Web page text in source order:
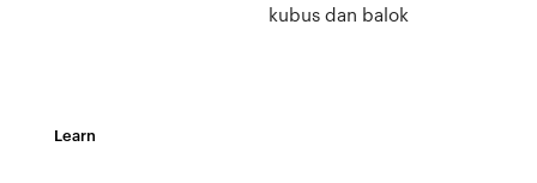
kubus dan balok
Learn